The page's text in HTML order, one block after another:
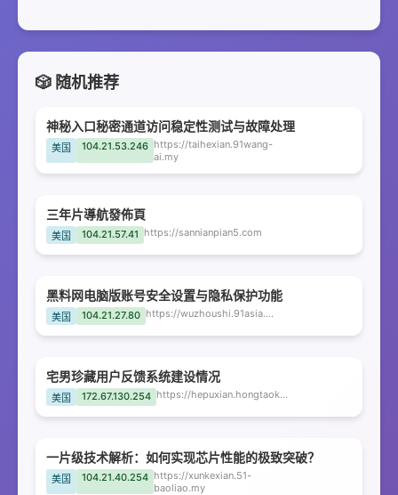
🎲 随机推荐
神秘入口秘密通道访问稳定性测试与故障处理
美国 104.21.53.246 https://taihexian.91wang-
ai.my
三年片導航發佈頁
美国 104.21.57.41 https://sannianpian5.com
黑料网电脑版账号安全设置与隐私保护功能
美国 104.21.27.80 https://wuzhoushi.91asia.my
宅男珍藏用户反馈系统建设情况
美国 172.67.130.254 https://hepuxian.hongtaokan.cc
一片级技术解析：如何实现芯片性能的极致突破？
美国 104.21.40.254 https://xunkexian.51-
baoliao.my